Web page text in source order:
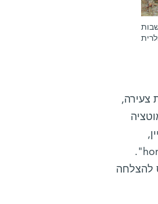
צעירה,
מבכירי חוקרי סרטן בעולם. הוא העיף מבט אחד בממצא והכריז: "אני חושב שיש כאן home run".
להצלחה